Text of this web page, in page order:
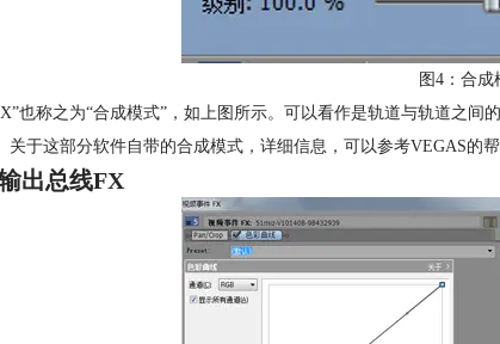
图4：合成
也称之为“合成模式”，如上图所示。可以看作是轨道与轨道之
关于这部分软件自带的合成模式，详细信息，可以参考VEGAS的帮
出总线FX